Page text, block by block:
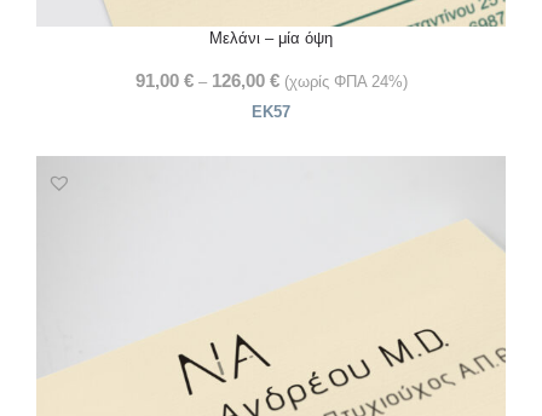
Μελάνι – μία όψη
91,00 € – 126,00 € (χωρίς ΦΠΑ 24%)
ΕΚ57